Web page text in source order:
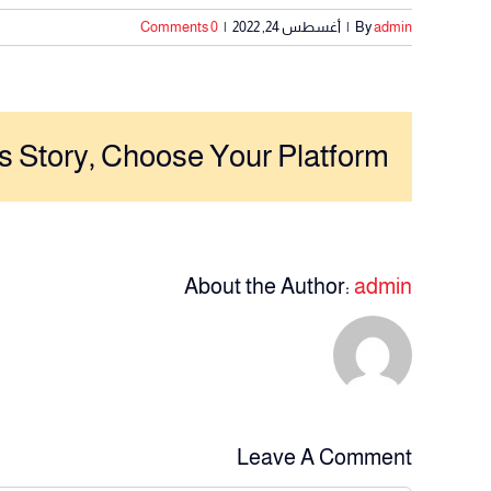
Byadmin
| أغسطس 24, 2022 |
0 Comments
Story, Choose Your Platform!
About the Author: admin
Leave A Comment